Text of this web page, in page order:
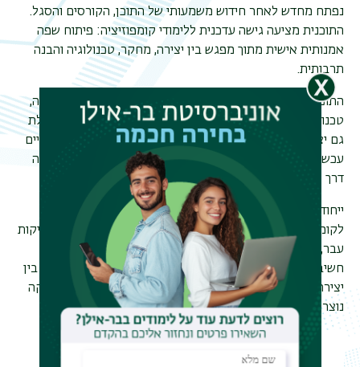
נפתח מחדש לאחר חידוש משמעותי של התוכן, הקורסים והסגל.
התוכנית מציעה גישה עדכנית ללימודי קומפוזיציה: פיתוח שפה
אמנותית אישית מתוך מפגש בין יצירה, מחקר, טכנולוגיה והבנה
תרבותית.
התוכנית משלבת בין עבודה אישית בקומפוזיציה, מעבדות יצירה,
טכנולוגיות מוזיקליות מתקדמות ותזה מחקרית-יצירתית הכוללת
גם יצירות אישיות. הלימודים מאפשרים לעסוק ברעיונות יצירתיים
עכשוויים, בסביבות סאונד מתקדמות ובשאלות שמקבלות מענה
דרך היצירה עצמה
ייחודה של התוכנית הוא בגישה פתוחה, ניסיונית ומחקרית
לקומפוזיציה. במקום להגדיר את התחום רק דרך סגנונות וטכניקות
עבר, התוכנית מבקשת לפתח אצל הסטודנטיות והסטודנטים
חשיבה מוזיקלית עצמאית, רלוונטית ומעמיקה-כזו שמחברת בין
יצירה אישית לבין הבנה רחבה של העולם התרבותי שבו המוזיקה
נוצרת